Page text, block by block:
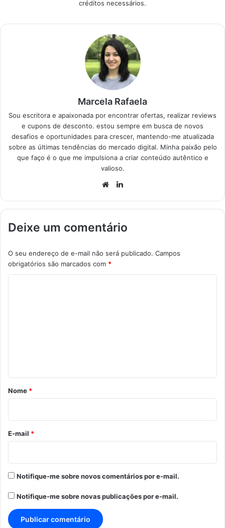
Custo-Benefício…
Melhor Geral Philips
vendidos e bem
créditos necessários.
Marcela Rafaela
Sou escritora e apaixonada por encontrar ofertas, realizar reviews
e cupons de desconto. estou sempre em busca de novos
desafios e oportunidades para crescer, mantendo-me atualizada
sobre as últimas tendências do mercado digital. Minha paixão pelo
que faço é o que me impulsiona a criar conteúdo autêntico e
valioso.
Website
Deixe um comentário
O seu endereço de e-mail não será publicado. Campos
obrigatórios são marcados com *
r
o
*
Nome *
E-mail *
Notifique-me sobre novos comentários por e-mail.
Notifique-me sobre novas publicações por e-mail.